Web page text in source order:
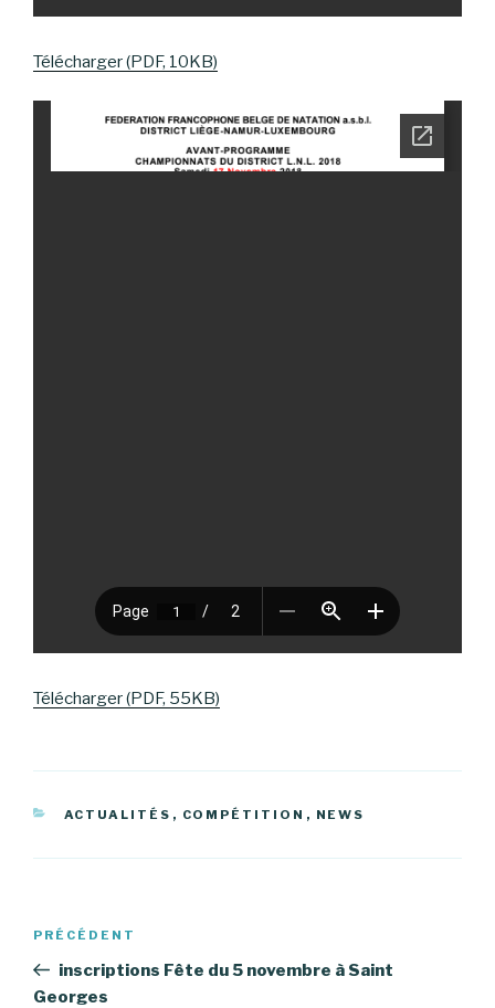
Télécharger (PDF, 10KB)
Télécharger (PDF, 55KB)
CATÉGORIES
ACTUALITÉS , COMPÉTITION , NEWS
Navigation
l’article
Article
précédent
PRÉCÉDENT
inscriptions Fête du 5 novembre à Saint
Georges